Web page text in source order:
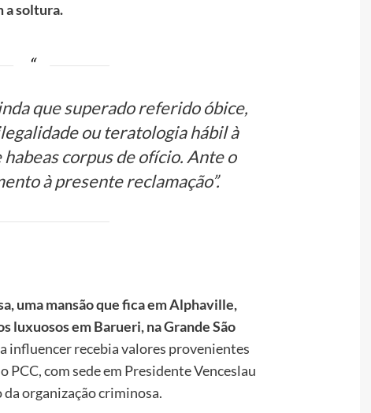
a soltura.
que superado referido óbice,
ou teratologia hábil à
corpus de ofício. Ante o
à presente reclamação”.
uma mansão que fica em Alphaville,
luxuosos em Barueri, na Grande São
influencer recebia valores provenientes
com sede em Presidente Venceslau
da organização criminosa.